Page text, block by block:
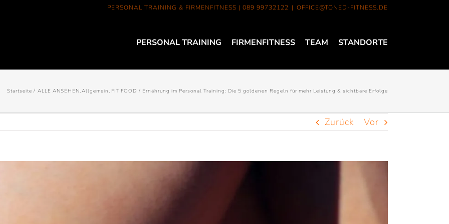
PERSONAL TRAINING & FIRMENFITNESS | 089 99732122 | OFFICE@TONED-FITNESS.DE
PERSONAL TRAINING FIRMENFITNESS TEAM STANDORTE
Startseite ALLE ANSEHEN Allgemein FIT FOOD Ernährung im Personal Training: Die 5 goldenen Regeln für mehr Leistung & sichtbare Erfolge
Zurück Vor